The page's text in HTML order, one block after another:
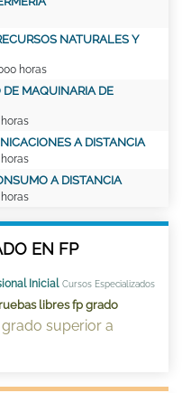
NATURALES Y
horas
MAQUINARIA DE
A DISTANCIA
A DISTANCIA
EN FP
Inicial Cursos Especializados
libres fp grado
superior a